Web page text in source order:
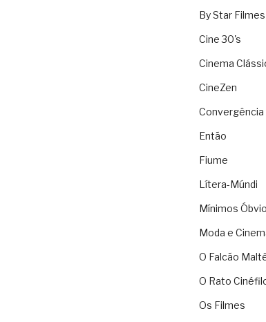
By Star Filmes
Cine 30's
Cinema
CineZen
Convergência
Então
Fiume
Lítera-Múndi
Mínimos
Moda e
O Falcão
O Rato
Os Filmes